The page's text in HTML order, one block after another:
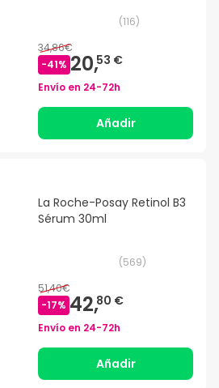
(116)
34,86€
-41% 20,53 €
Envío en 24-72h
Añadir
La Roche-Posay Retinol B3
Sérum 30ml
(569)
51,40€
-17% 42,80 €
Envío en 24-72h
Añadir